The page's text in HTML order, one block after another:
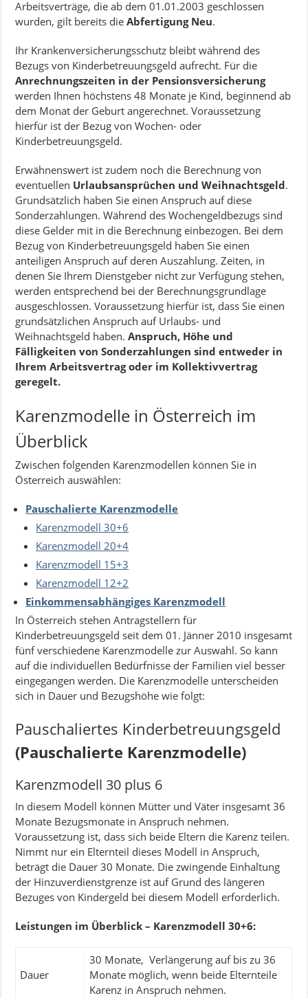
Arbeitsverträge, die ab dem 01.01.2003 geschlossen
wurden, gilt bereits dieAbfertigung Neu.
Ihr Krankenversicherungsschutz bleibt während des
Bezugs von Kinderbetreuungsgeld aufrecht. Für die
Anrechnungszeiten in der Pensionsversicherung
werden Ihnen höchstens 48 Monate je Kind, beginnend ab
dem Monat der Geburt angerechnet. Voraussetzung
hierfür ist der Bezug von Wochen- oder
Kinderbetreuungsgeld.
Erwähnenswert ist zudem noch die Berechnung von
eventuellen Urlaubsansprüchen und Weihnachtsgeld.
Grundsätzlich haben Sie einen Anspruch auf diese
Sonderzahlungen. Während des Wochengeldbezugs sind
diese Gelder mit in die Berechnung einbezogen. Bei dem
Bezug von Kinderbetreuungsgeld haben Sie einen
anteiligen Anspruch auf deren Auszahlung. Zeiten, in
denen Sie Ihrem Dienstgeber nicht zur Verfügung stehen,
werden entsprechend bei der Berechnungsgrundlage
ausgeschlossen. Voraussetzung hierfür ist, dass Sie einen
grundsätzlichen Anspruch auf Urlaubs- und
Weihnachtsgeld haben.Anspruch, Höhe und
Fälligkeiten von Sonderzahlungen sind entweder in
Ihrem Arbeitsvertrag oder im Kollektivvertrag
geregelt.
Karenzmodelle in Österreich im
Überblick
Zwischen folgenden Karenzmodellen können Sie in
Österreich auswählen:
Pauschalierte Karenzmodelle
Karenzmodell 30+6
Karenzmodell 20+4
Karenzmodell 15+3
Karenzmodell 12+2
Einkommensabhängiges Karenzmodell
In Österreich stehen Antragstellern für
Kinderbetreuungsgeld seit dem 01. Jänner 2010 insgesamt
fünf verschiedene Karenzmodelle zur Auswahl. So kann
auf die individuellen Bedürfnisse der Familien viel besser
eingegangen werden. Die Karenzmodelle unterscheiden
sich in Dauer und Bezugshöhe wie folgt:
Pauschaliertes Kinderbetreuungsgeld
(Pauschalierte Karenzmodelle)
Karenzmodell 30 plus 6
In diesem Modell können Mütter und Väter insgesamt 36
Monate Bezugsmonate in Anspruch nehmen.
Voraussetzung ist, dass sich beide Eltern die Karenz teilen.
Nimmt nur ein Elternteil dieses Modell in Anspruch,
beträgt die Dauer 30 Monate. Die zwingende Einhaltung
der Hinzuverdienstgrenze ist auf Grund des längeren
Bezuges von Kindergeld bei diesem Modell erforderlich.
Leistungen im Überblick – Karenzmodell 30+6:
Dauer
30 Monate, Verlängerung auf bis zu 36
Monate möglich, wenn beide Elternteile
Karenz in Anspruch nehmen.